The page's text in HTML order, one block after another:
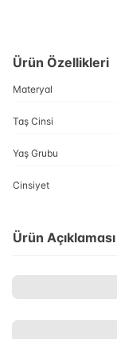
Ürün Özellikleri
Materyal
Taş Cinsi
Yaş Grubu
Cinsiyet
Ürün Açıklaması